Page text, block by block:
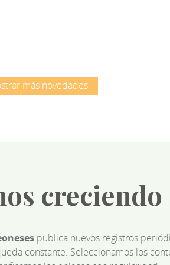
más novedades
creciendo
publica nuevos registros
constante. Seleccionamos los